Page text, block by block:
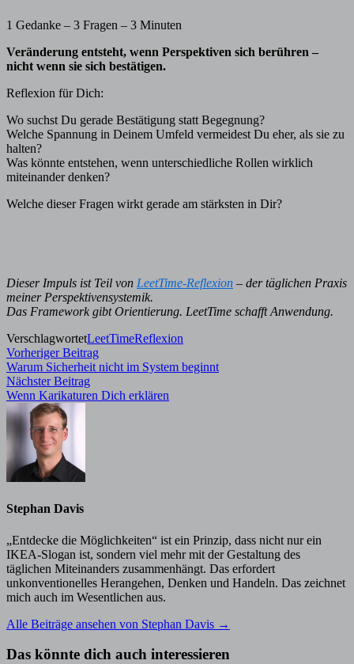
1 Gedanke – 3 Fragen – 3 Minuten
Veränderung entsteht, wenn Perspektiven sich berühren –
nicht wenn sie sich bestätigen.
Reflexion für Dich:
Wo suchst Du gerade Bestätigung statt Begegnung?
Welche Spannung in Deinem Umfeld vermeidest Du eher, als sie zu
halten?
Was könnte entstehen, wenn unterschiedliche Rollen wirklich
miteinander denken?
Welche dieser Fragen wirkt gerade am stärksten in Dir?
Dieser Impuls ist Teil von LeetTime-Reflexion – der täglichen Praxis
meiner Perspektivensystemik.
Das Framework gibt Orientierung. LeetTime schafft Anwendung.
VerschlagwortetLeetTimeReflexion
Beitragsnavigation
Vorheriger BeitragVorheriger
Beitrag:
Warum Sicherheit nicht im System beginnt
Nächster BeitragNächster
Beitrag:
Wenn Karikaturen Dich erklären
Stephan Davis
„Entdecke die Möglichkeiten“ ist ein Prinzip, dass nicht nur ein
IKEA-Slogan ist, sondern viel mehr mit der Gestaltung des
täglichen Miteinanders zusammenhängt. Das erfordert
unkonventionelles Herangehen, Denken und Handeln. Das zeichnet
mich auch im Wesentlichen aus.
Alle Beiträge ansehen von Stephan Davis →
Das könnte dich auch interessieren